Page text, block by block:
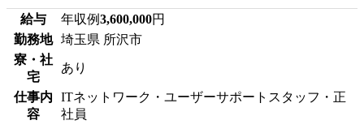
給与 年収例3,600,000円
勤務地 埼玉県 所沢市
寮・社
宅
あり
仕事内
容
ITネットワーク・ユーザーサポートスタッフ・正
社員